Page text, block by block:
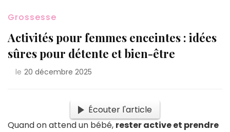
Grossesse
Activités pour femmes enceintes : idées
sûres pour détente et bien-être
le 20 décembre 2025
Écouter l'article
Quand on attend un bébé, rester active et prendre